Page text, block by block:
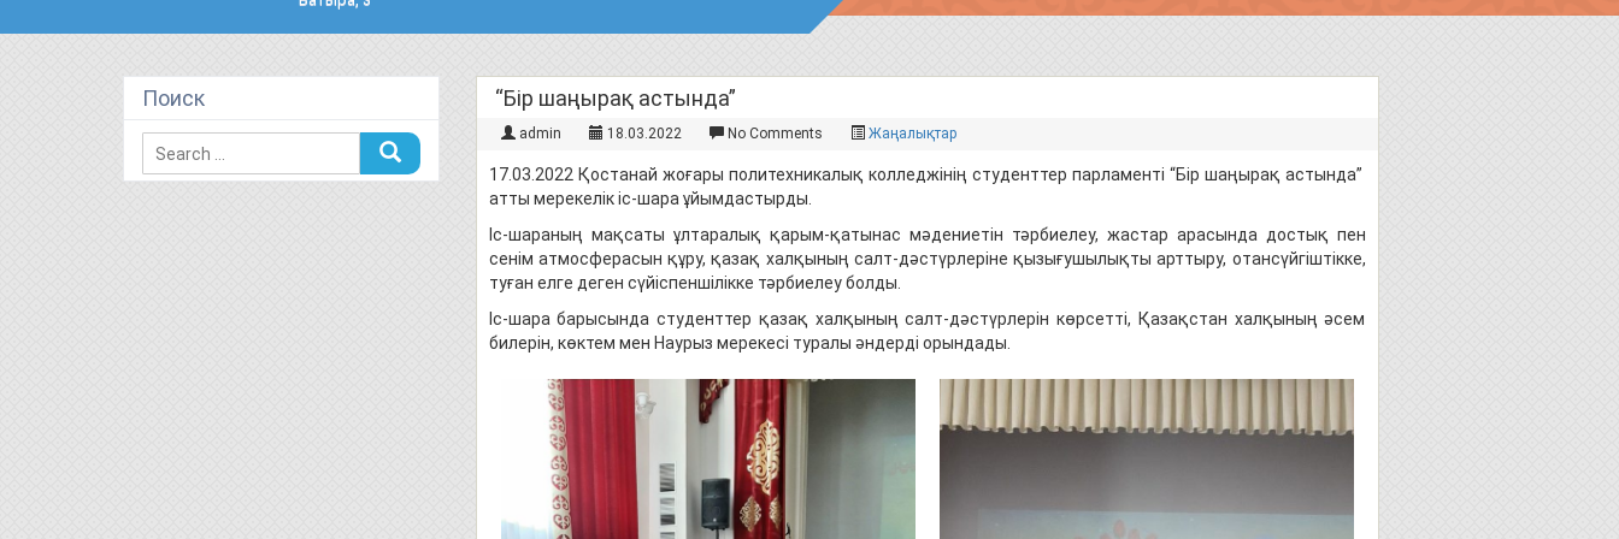
“Бір шаңырақ астында”
admin 18.03.2022 No Comments Жаңалықтар
17.03.2022 Қостанай жоғары политехникалық колледжінің студенттер парламенті “Бір шаңырақ астында”
атты мерекелік іс-шара ұйымдастырды.
Іс-шараның мақсаты ұлтаралық қарым-қатынас мәдениетін тәрбиелеу, жастар арасында достық пен
сенім атмосферасын құру, қазақ халқының салт-дәстүрлеріне қызығушылықты арттыру, отансүйгіштікке,
туған елге деген сүйіспеншілікке тәрбиелеу болды.
Іс-шара барысында студенттер қазақ халқының салт-дәстүрлерін көрсетті, Қазақстан халқының әсем
билерін, көктем мен Наурыз мерекесі туралы әндерді орындады.
Поиск